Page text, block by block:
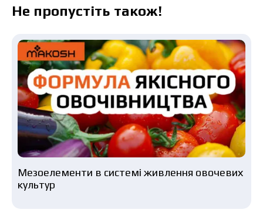
Не пропустіть також!
Мезоелементи в системі живлення овочевих
культур